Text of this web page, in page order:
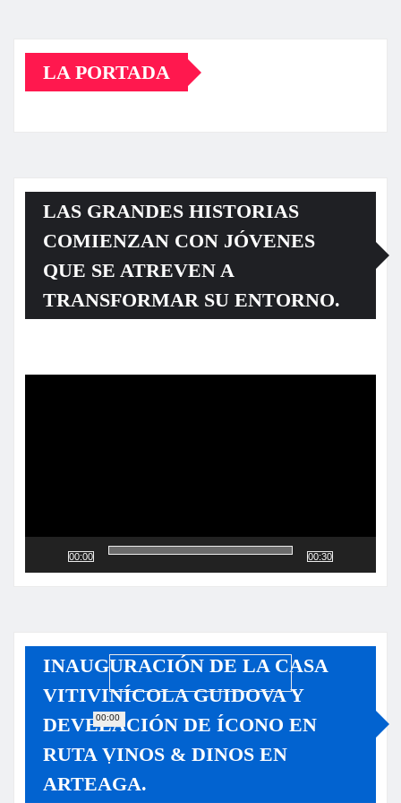
LA PORTADA
LAS GRANDES HISTORIAS
COMIENZAN CON JÓVENES
QUE SE ATREVEN A
TRANSFORMAR SU ENTORNO.
00:00
00:00
00:30
INAUGURACIÓN DE LA CASA
VITIVINÍCOLA GUIDOVA Y
DEVELACIÓN DE ÍCONO EN
RUTA VINOS & DINOS EN
ARTEAGA.